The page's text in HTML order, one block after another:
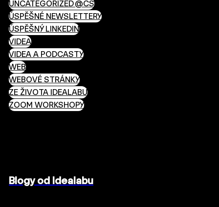
UNCATEGORIZED @CS
ÚSPĚŠNÉ NEWSLETTERY
ÚSPĚŠNÝ LINKEDIN
VIDEA
VIDEA A PODCASTY
WEB
WEBOVÉ STRÁNKY
ZE ŽIVOTA IDEALABU
ZOOM WORKSHOPY
Blogy od Idealabu